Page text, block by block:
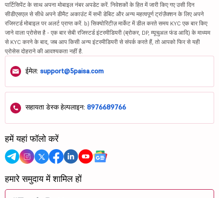
पार्टिसिपेंट के साथ अपना मोबाइल नंबर अपडेट करें. निवेशकों के हित में जारी किए गए उसी दिन
सीडीएसएल से सीधे अपने डीमैट अकाउंट में सभी डेबिट और अन्य महत्वपूर्ण ट्रांज़ैक्शन के लिए अपने
रजिस्टर्ड मोबाइल पर अलर्ट प्राप्त करें. b) सिक्योरिटीज़ मार्केट में डील करते समय KYC एक बार किए
जाने वाला प्रोसेस है - एक बार सेबी रजिस्टर्ड इंटरमीडियरी (ब्रोकर, DP, म्यूचुअल फंड आदि) के माध्यम
से KYC करने के बाद, जब आप किसी अन्य इंटरमीडियरी से संपर्क करते हैं, तो आपको फिर से यही
प्रोसेस दोहराने की आवश्यकता नहीं है.
ईमेल: support@5paisa.com
सहायता डेस्क हेल्पलाइन: 8976689766
हमें यहां फॉलो करें
हमारे समुदाय में शामिल हों